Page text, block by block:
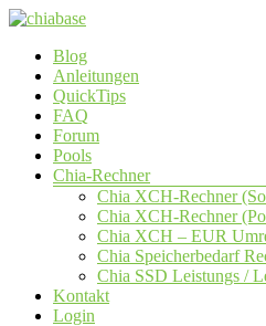
Zum
springen
chiabase
CHIA
Info-
Community
Seite
Menü
Blog
Anleitungen
QuickTips
FAQ
Forum
Pools
Chia-Rechner
Chia XCH-Rechner
Chia XCH-Rechner
Chia XCH – EUR
Chia Speicherbedarf
Chia SSD Leistungs /
Kontakt
Login